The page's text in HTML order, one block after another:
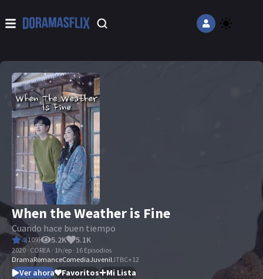
When the Weather is Fine
Cuando hace buen tiempo
4(109) 5.2K 5.1K
2020 · COREA · 1h/ep · 16 Episodios
DramaRomanceComediaJuvenilJTBC+12
Ver ahora Favoritos
Mi Lista